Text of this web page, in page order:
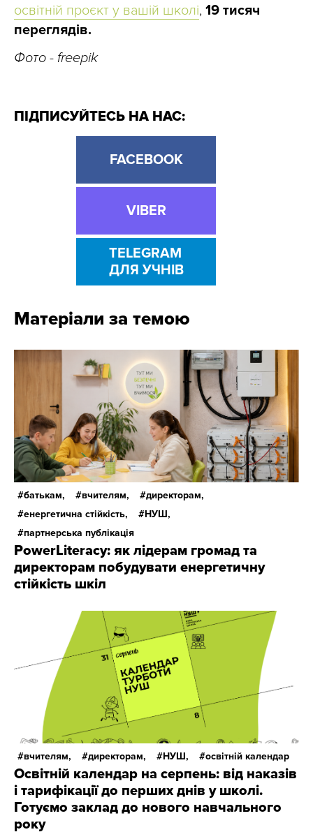
освітній проєкт у вашій школі, 19 тисяч
переглядів.
Фото - freepik
ПІДПИСУЙТЕСЬ НА НАС:
FACEBOOK
VIBER
TELEGRAM
ДЛЯ УЧНІВ
Матеріали за темою
батькам, вчителям,
директорам,
енергетична стійкість,
НУШ,
партнерська публікація
PowerLiteracy: як лідерам громад та
директорам побудувати енергетичну
стійкість шкіл
вчителям, директорам, НУШ, освітній календар
Освітній календар на серпень: від наказів
і тарифікації до перших днів у школі.
Готуємо заклад до нового навчального
року